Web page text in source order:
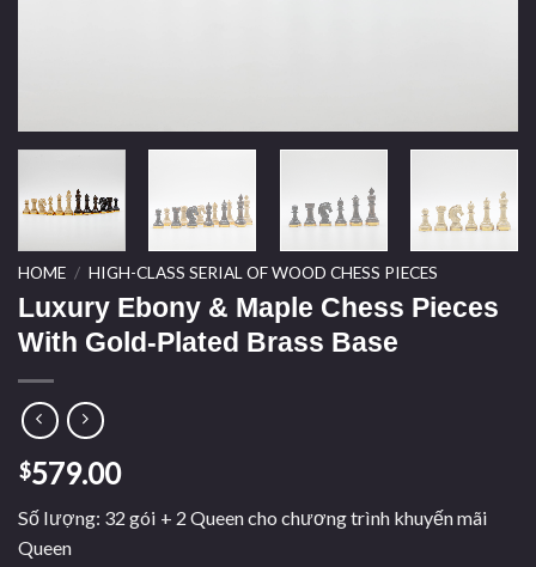
HOME / HIGH-CLASS SERIAL OF WOOD CHESS PIECES
Luxury Ebony & Maple Chess Pieces
With Gold-Plated Brass Base
$579.00
Số lượng: 32 gói + 2 Queen cho chương trình khuyến mãi
Queen